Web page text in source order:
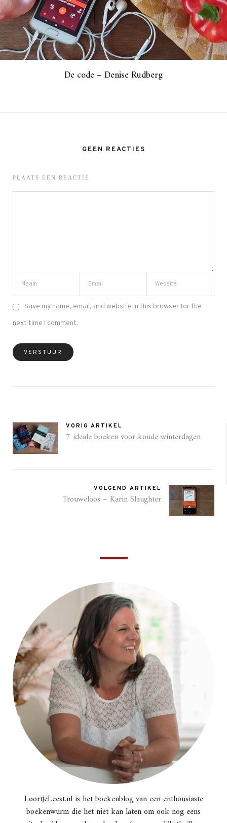
De code – Denise Rudberg
GEEN REACTIES
PLAATS EEN REACTIE
Save my name, email, and website in this browser for the
next time I comment.
VORIG ARTIKEL
7 ideale boeken voor koude winterdagen
VOLGEND ARTIKEL
Trouweloos – Karin Slaughter
LoortjeLeest.nl is het boekenblog van een enthousiaste
boekenwurm die het niet kan laten om ook nog eens